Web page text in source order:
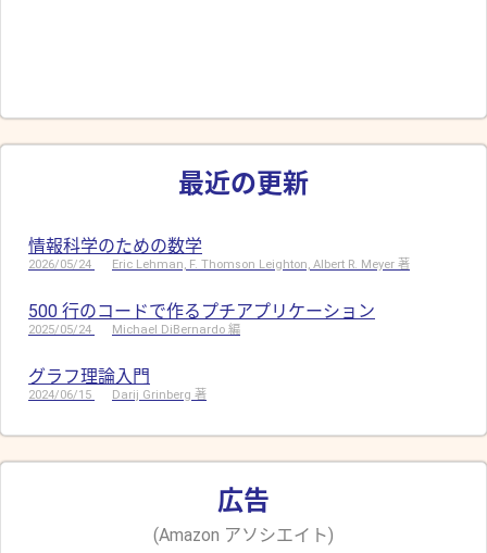
最近の更新
情報科学のための数学
2026/05/24 Eric Lehman, F. Thomson Leighton, Albert R. Meyer 著
500 行のコードで作るプチアプリケーション
2025/05/24 Michael DiBernardo 編
グラフ理論入門
2024/06/15 Darij Grinberg 著
広告
(Amazon アソシエイト)